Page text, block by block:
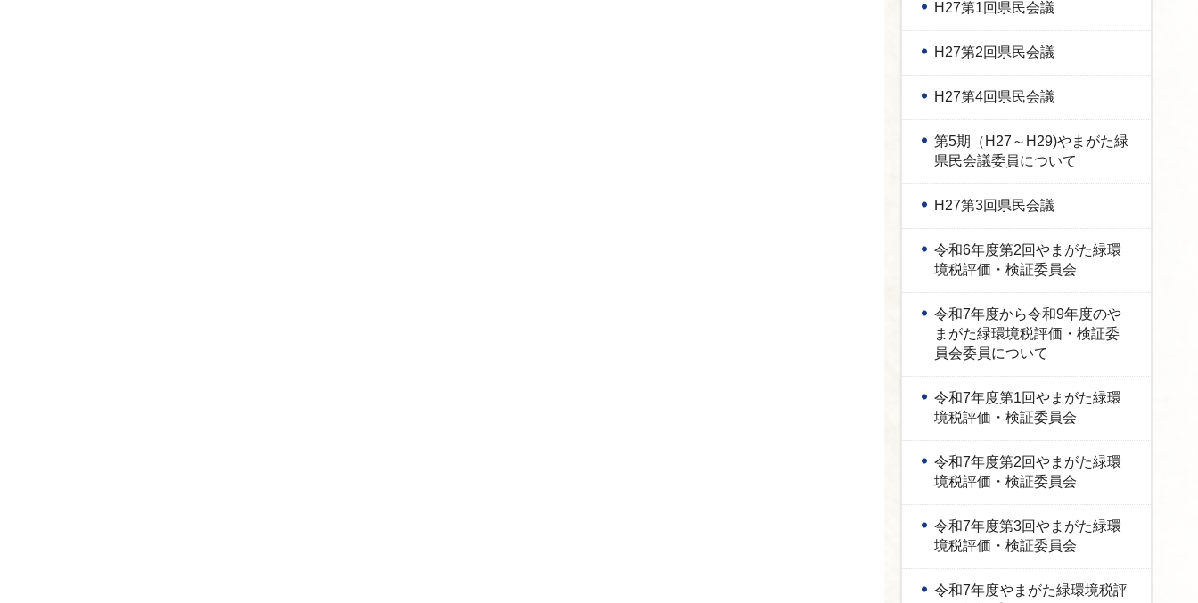
H27第1回県民会議
H27第2回県民会議
H27第4回県民会議
第5期（H27～H29)やまがた緑
県民会議委員について
H27第3回県民会議
令和6年度第2回やまがた緑環
境税評価・検証委員会
令和7年度から令和9年度のや
まがた緑環境税評価・検証委
員会委員について
令和7年度第1回やまがた緑環
境税評価・検証委員会
令和7年度第2回やまがた緑環
境税評価・検証委員会
令和7年度第3回やまがた緑環
境税評価・検証委員会
令和7年度やまがた緑環境税評